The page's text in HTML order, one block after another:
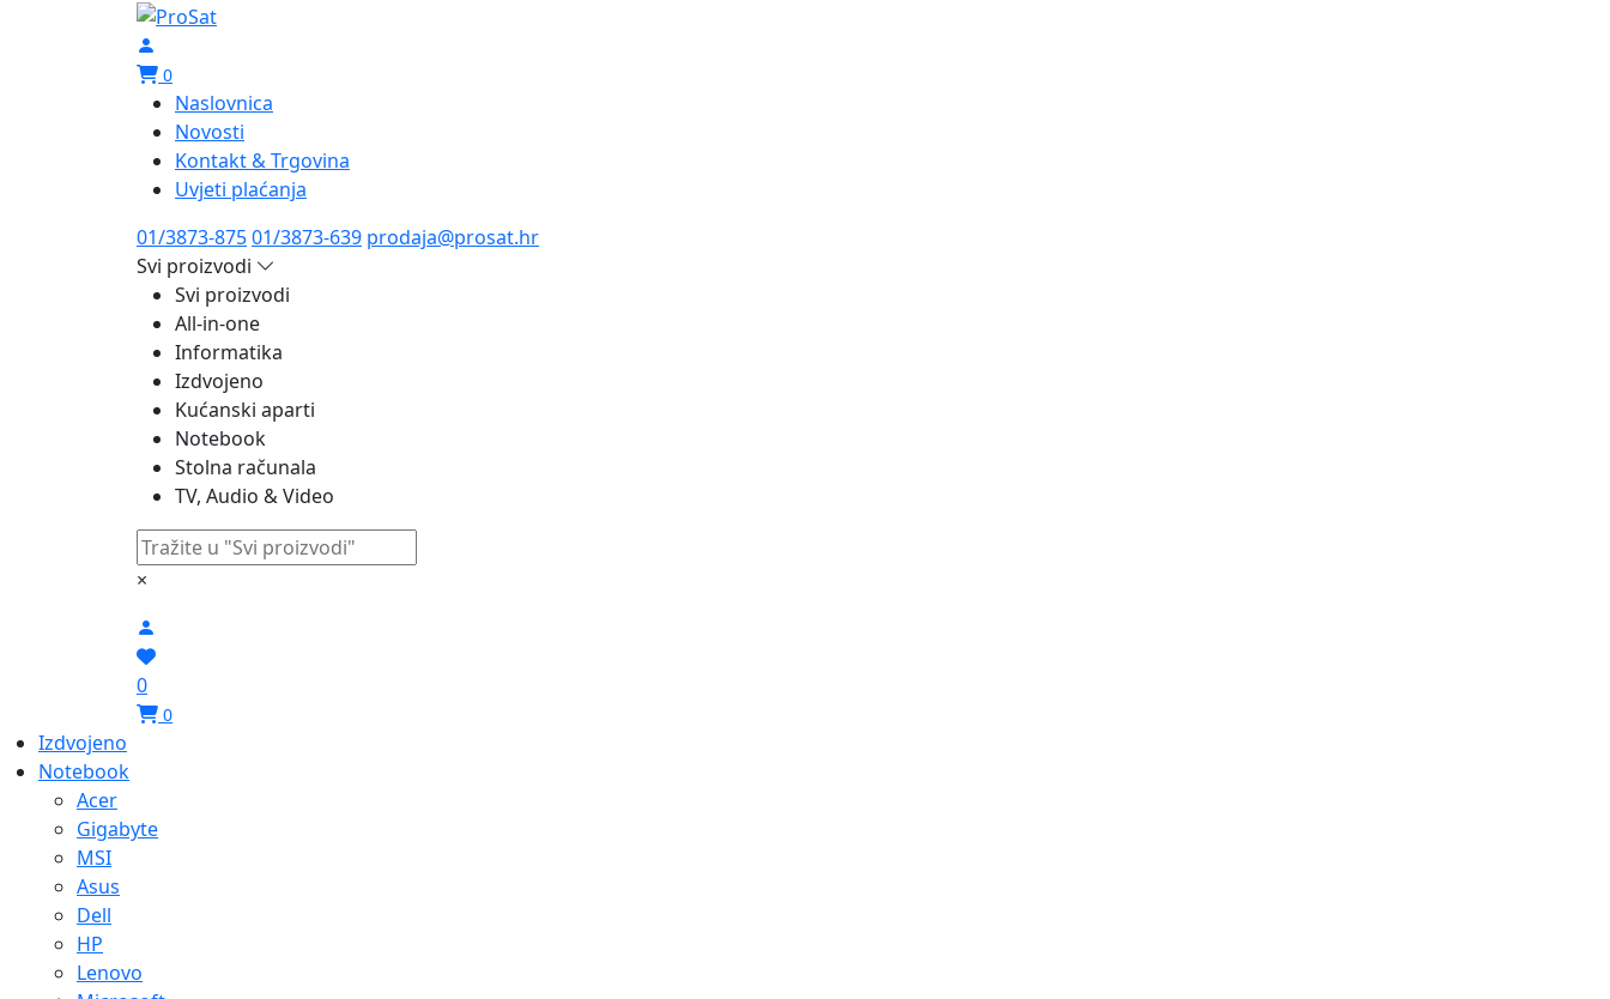
0
Naslovnica
Novosti
Kontakt & Trgovina
Uvjeti plaćanja
01/3873-87501/3873-639 prodaja@prosat.hr
Svi proizvodi
Svi proizvodi
All-in-one
Informatika
Izdvojeno
Kućanski aparti
Notebook
Stolna računala
TV, Audio & Video
×
0
0
Izdvojeno
Notebook
Acer
Gigabyte
MSI
Asus
Dell
HP
Lenovo